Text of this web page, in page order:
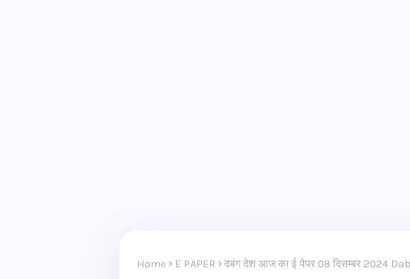
Home E PAPER दबंग देश आज का ई पेपर 08 दिसम्बर 2024